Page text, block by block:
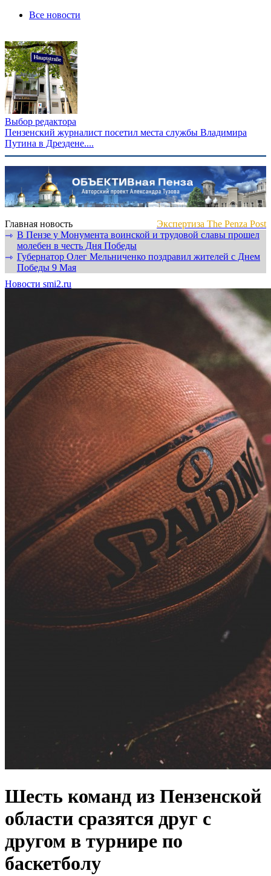
Все новости
Выбор редактора
Пензенский журналист посетил места службы Владимира
Путина в Дрездене....
Главная новость
Экспертиза The Penza Post
⇾ В Пензе у Монумента воинской и трудовой славы прошел
молебен в честь Дня Победы
⇾ Губернатор Олег Мельниченко поздравил жителей с Днем
Победы 9 Мая
Новости smi2.ru
Шесть команд из Пензенской
области сразятся друг с
другом в турнире по
баскетболу